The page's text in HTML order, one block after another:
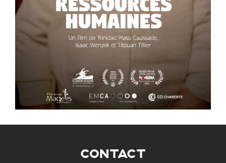
CONTACT